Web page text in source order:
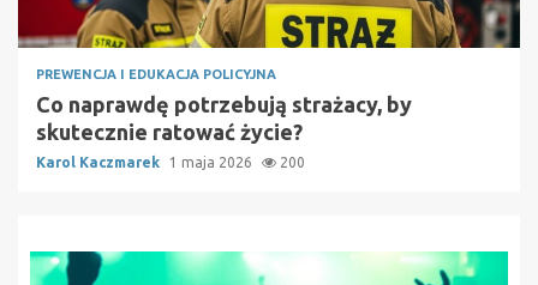
PREWENCJA I EDUKACJA POLICYJNA
Co naprawdę potrzebują strażacy, by
skutecznie ratować życie?
Karol Kaczmarek 1 maja 2026 200